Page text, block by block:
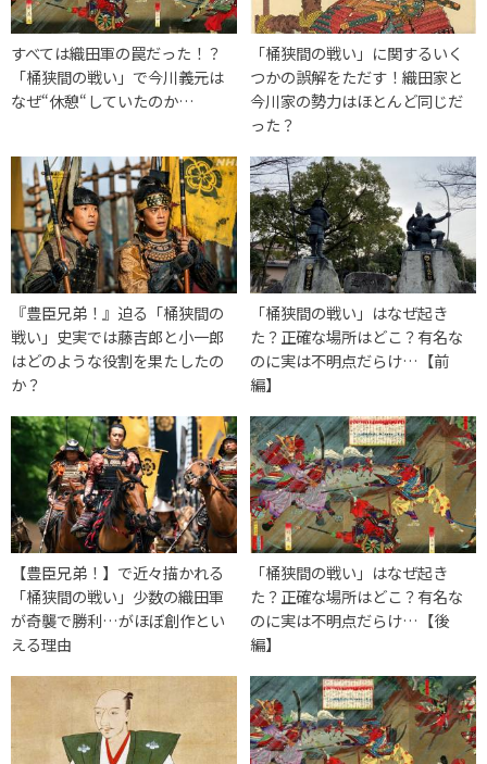
すべては織田軍の罠だった！？
「桶狭間の戦い」で今川義元は
なぜ“休憩“していたのか…
「桶狭間の戦い」に関するいく
つかの誤解をただす！織田家と
今川家の勢力はほとんど同じだ
った？
『豊臣兄弟！』迫る「桶狭間の
戦い」史実では藤吉郎と小一郎
はどのような役割を果たしたの
か？
「桶狭間の戦い」はなぜ起き
た？正確な場所はどこ？有名な
のに実は不明点だらけ…【前
編】
【豊臣兄弟！】で近々描かれる
「桶狭間の戦い」少数の織田軍
が奇襲で勝利…がほぼ創作とい
える理由
「桶狭間の戦い」はなぜ起き
た？正確な場所はどこ？有名な
のに実は不明点だらけ…【後
編】